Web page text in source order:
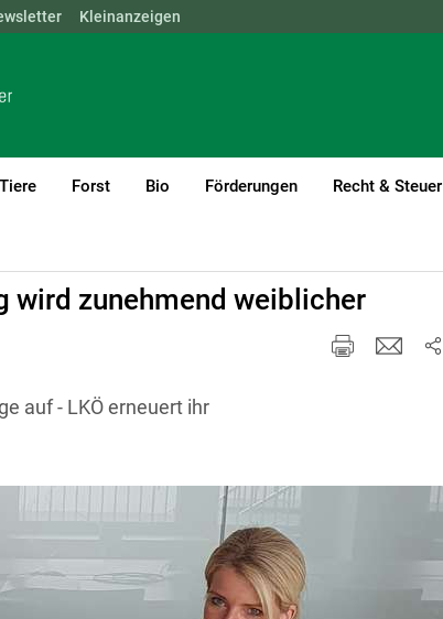
NÖ OÖ SBG STMK
Kleinanzeigen
Tiere Forst Bio Förderungen Recht & Steuer
wird zunehmend weiblicher
auf - LKÖ erneuert ihr